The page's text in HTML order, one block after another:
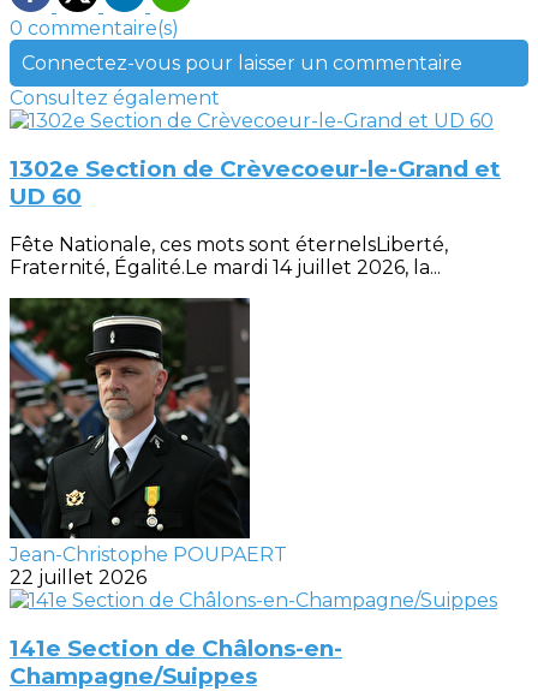
0 commentaire(s)
Connectez-vous pour laisser un commentaire
Consultez également
1302e Section de Crèvecoeur-le-Grand et
UD 60
Fête Nationale, ces mots sont éternelsLiberté,
Fraternité, Égalité.Le mardi 14 juillet 2026, la...
Jean-Christophe POUPAERT
22 juillet 2026
141e Section de Châlons-en-
Champagne/Suippes